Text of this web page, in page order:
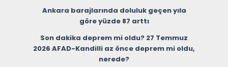
Ankara barajlarında doluluk geçen yıla
göre yüzde 87 arttı
Son dakika deprem mi oldu? 27 Temmuz
2026 AFAD-Kandilli az önce deprem mi oldu,
nerede?